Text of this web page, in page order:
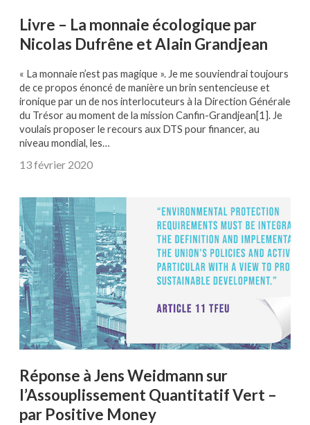
Livre – La monnaie écologique par
Nicolas Dufrêne et Alain Grandjean
« La monnaie n’est pas magique ». Je me souviendrai toujours
de ce propos énoncé de manière un brin sentencieuse et
ironique par un de nos interlocuteurs à la Direction Générale
du Trésor au moment de la mission Canfin-Grandjean[1]. Je
voulais proposer le recours aux DTS pour financer, au
niveau mondial, les…
13 février 2020
Réponse à Jens Weidmann sur
l’Assouplissement Quantitatif Vert –
par Positive Money